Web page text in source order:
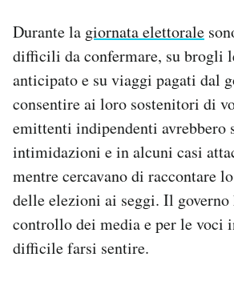
Durante la giornata elettorale
difficili da confermare, su brogli
anticipato e su viaggi pagati dal
consentire ai loro sostenitori di
emittenti indipendenti avrebbero
intimidazioni e in alcuni casi
mentre cercavano di raccontare
delle elezioni ai seggi. Il governo
controllo dei media e per le voci
difficile farsi sentire.